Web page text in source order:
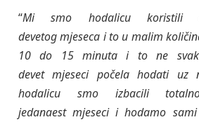
“Mi smo hodalicu koristili
devetog mjeseca i to u malim
10 do 15 minuta i to ne
devet mjeseci počela hodati uz
hodalicu smo izbacili
jedanaest mjeseci i hodamo